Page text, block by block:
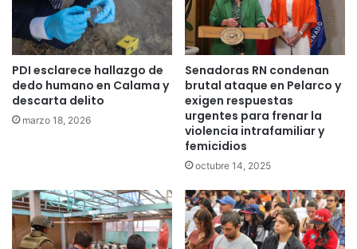
PDI esclarece hallazgo de
dedo humano en Calama y
descarta delito
marzo 18, 2026
Senadoras RN condenan
brutal ataque en Pelarco y
exigen respuestas
urgentes para frenar la
violencia intrafamiliar y
femicidios
octubre 14, 2025